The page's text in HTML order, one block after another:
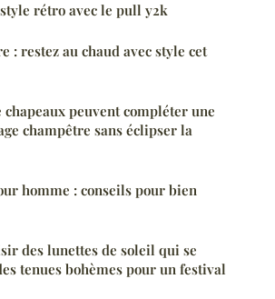
rétro avec le pull y2k
: restez au chaud avec style cet
chapeaux peuvent compléter une
champêtre sans éclipser la
homme : conseils pour bien
des lunettes de soleil qui se
tenues bohèmes pour un festival